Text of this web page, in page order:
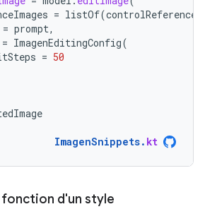
= listOf(controlReference
= prompt,
= ImagenEditingConfig(
= 50
ImagenSnippets. kt
fonction d'un style